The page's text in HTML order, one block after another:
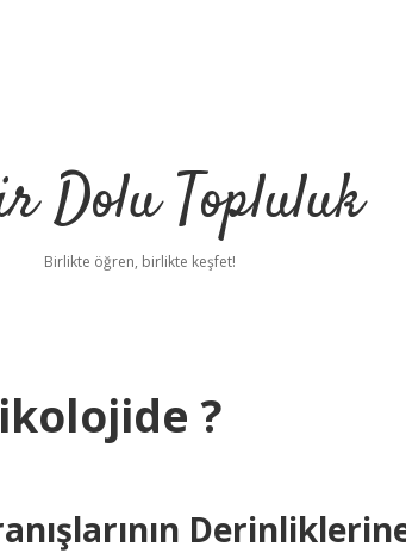
Dolu Topluluk
Birlikte öğren, birlikte keşfet!
?